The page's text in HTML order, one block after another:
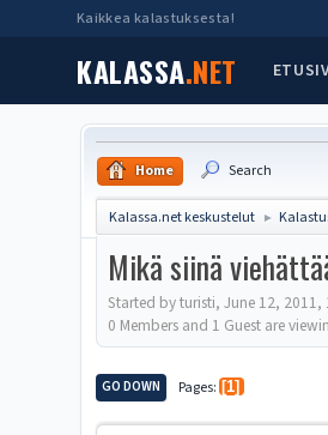
Kaikkea kalastuksesta!
KALASSA.NET
Home Search
Kalassa.net keskustelut ►
Mikä siinä
Started by turisti, June 12, 2011,
0 Members and 1 Guest are
GO DOWN Pages 1